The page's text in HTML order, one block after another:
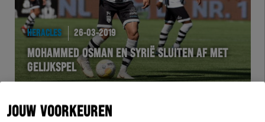
JOUW VOORKEUREN
HERACLES 26-03-2019
MOHAMMED OSMAN EN SYRIË SLUITEN AF MET
GELIJKSPEL